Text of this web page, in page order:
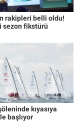
rakipleri belli oldu!
sezon fikstürü
kıyasıya
başlıyor